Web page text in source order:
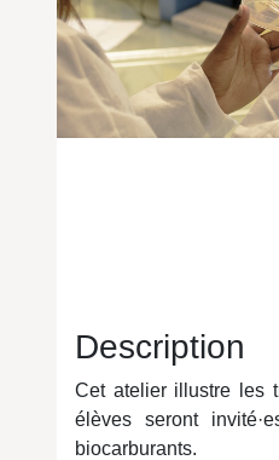
Description
Cet atelier illustre les
élèves seront invité·e
biocarburants.